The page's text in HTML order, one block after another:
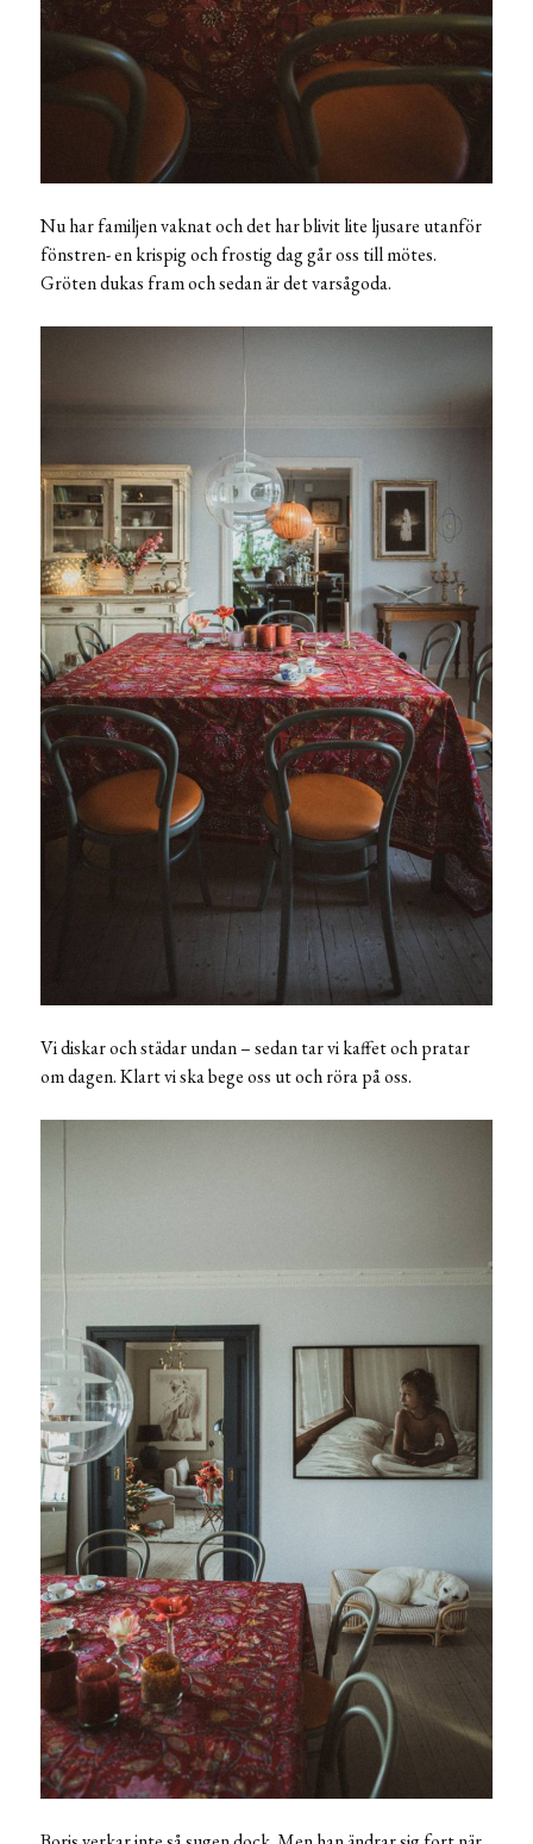
Nu har familjen vaknat och det har blivit lite ljusare utanför
fönstren- en krispig och frostig dag går oss till mötes.
Gröten dukas fram och sedan är det varsågoda.
Vi diskar och städar undan – sedan tar vi kaffet och pratar
om dagen. Klart vi ska bege oss ut och röra på oss.